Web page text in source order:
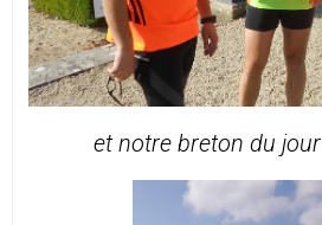
et notre breton du jour